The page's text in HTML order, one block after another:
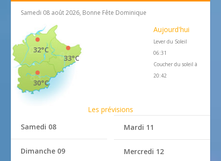
Samedi 08 août 2026, Bonne Fête Dominique
33°C
32°C
30°C
Aujourd'hui
Lever du Soleil
06:31
Coucher du soleil à
20:42
Les prévisions
Samedi 08
Dimanche 09
Mardi 11
Mercredi 12